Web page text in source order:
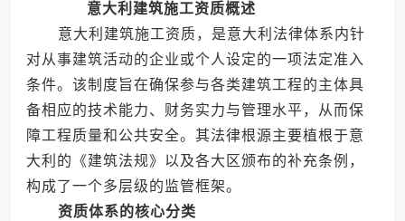
意大利建筑施工资质概述
意大利建筑施工资质，是意大利法律体系内针
对从事建筑活动的企业或个人设定的一项法定准入
条件。该制度旨在确保参与各类建筑工程的主体具
备相应的技术能力、财务实力与管理水平，从而保
障工程质量和公共安全。其法律根源主要植根于意
大利的《建筑法规》以及各大区颁布的补充条例，
构成了一个多层级的监管框架。
资质体系的核心分类